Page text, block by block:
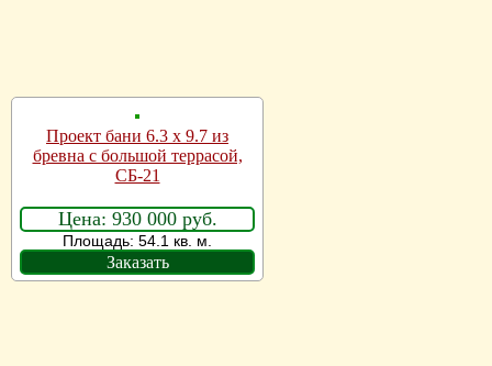
Проект бани 6.3 x 9.7 из
бревна с большой террасой,
СБ-21
Цена: 930 000 руб.
Площадь: 54.1 кв. м.
Заказать